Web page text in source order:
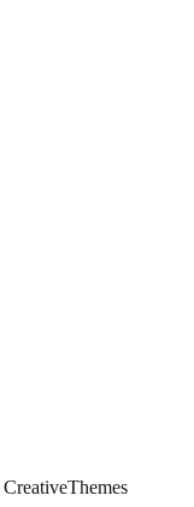
CreativeThemes